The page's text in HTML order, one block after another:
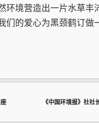
环境营造出一片水草丰
们的爱心为黑颈鹤订做
《中国环境报》社